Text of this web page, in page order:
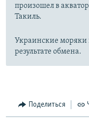
произошел в
Такиль.
Украинские моряки
результате обмена.
Поделиться